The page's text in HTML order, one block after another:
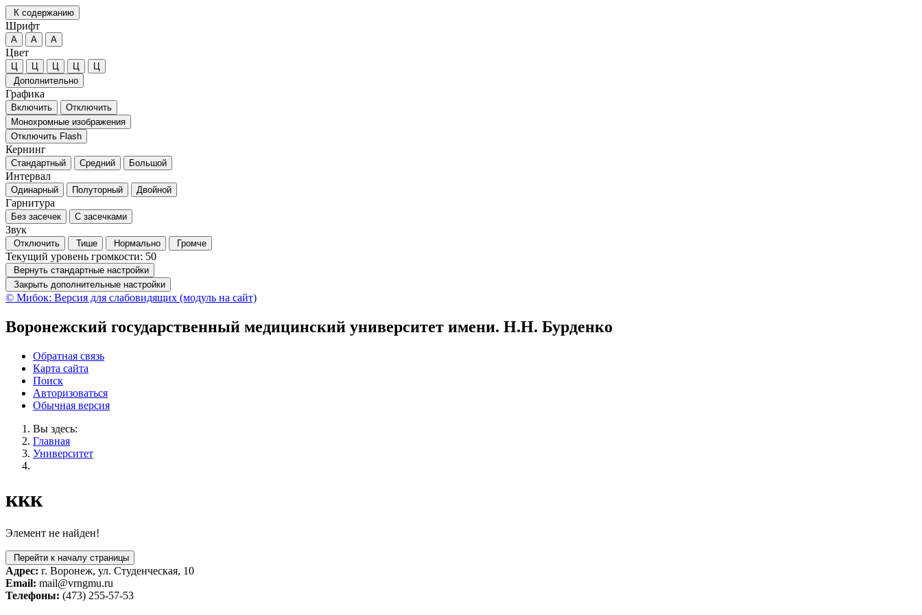
К содержанию
Шрифт
А А А
Цвет
Ц Ц Ц Ц
Ц
Дополнительно
Графика
Включить
Отключить
Монохромные изображения
Отключить Flash
Кернинг
Стандартный Средний Большой
Интервал
Одинарный Полуторный Двойной
Гарнитура
Без засечек С засечками
Звук
Отключить Тише Нормально Громче
Текущий уровень громкости: 50
Вернуть стандартные настройки
Закрыть дополнительные настройки
© Мибок: Версия для слабовидящих (модуль на сайт)
Воронежский государственный медицинский университет имени. Н.Н. Бурденко
Обратная связь
Карта сайта
Поиск
Авторизоваться
Обычная версия
Вы здесь:
Главная
Университет
ккк
Элемент не найден!
Перейти к началу страницы
Адрес: г. Воронеж, ул. Студенческая, 10
Email: mail@vrngmu.ru
Телефоны: (473) 255-57-53